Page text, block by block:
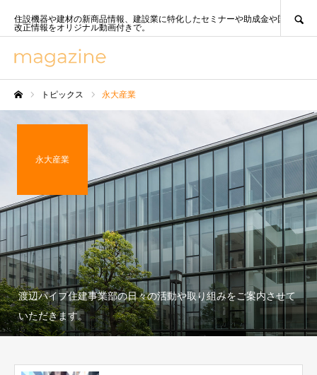
住設機器や建材の新商品情報、建設業に特化したセミナーや助成金や国策、法
改正情報をオリジナル動画付きで。
トピックス 永大産業
永大産業
渡辺パイプ住建事業部の日々の活動や取り組みをご案内させて
いただきます。